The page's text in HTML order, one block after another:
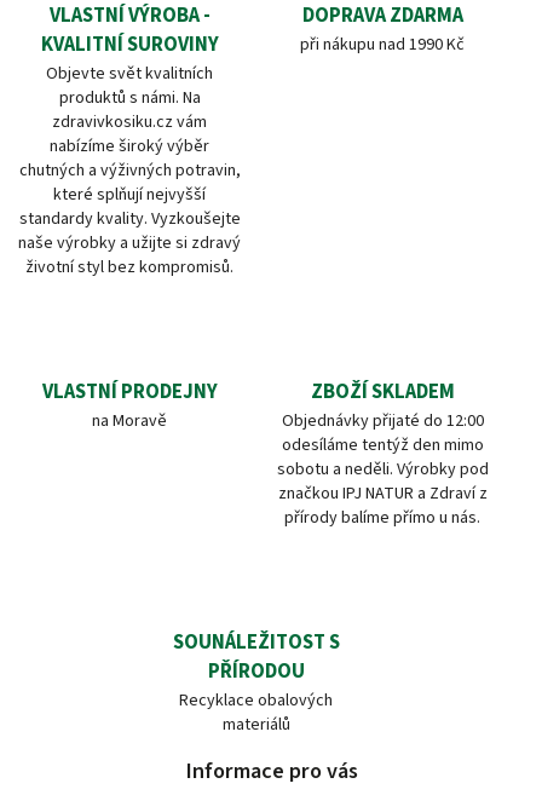
VLASTNÍ VÝROBA -
KVALITNÍ SUROVINY
Objevte svět kvalitních
produktů s námi. Na
zdravivkosiku.cz vám
nabízíme široký výběr
chutných a výživných potravin,
které splňují nejvyšší
standardy kvality. Vyzkoušejte
naše výrobky a užijte si zdravý
životní styl bez kompromisů.
DOPRAVA ZDARMA
při nákupu nad 1990 Kč
VLASTNÍ PRODEJNY
na Moravě
ZBOŽÍ SKLADEM
Objednávky přijaté do 12:00
odesíláme tentýž den mimo
sobotu a neděli. Výrobky pod
značkou IPJ NATUR a Zdraví z
přírody balíme přímo u nás.
SOUNÁLEŽITOST S
PŘÍRODOU
Recyklace obalových
materiálů
Informace pro vás